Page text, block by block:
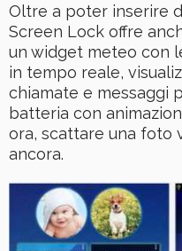
Oltre a poter inserire
Screen Lock offre
un widget meteo con
in tempo reale,
chiamate e messaggi
batteria con
ora, scattare una foto
ancora.